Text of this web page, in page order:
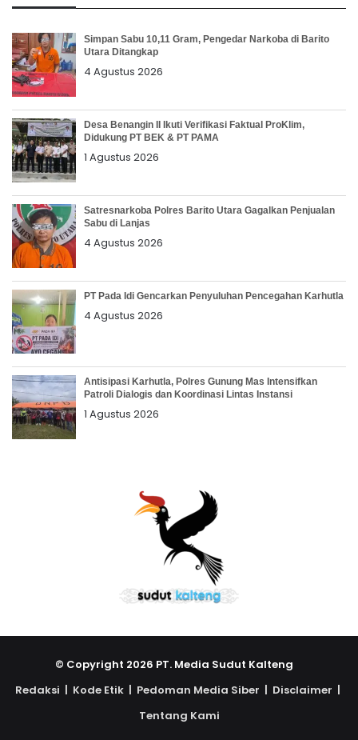
Simpan Sabu 10,11 Gram, Pengedar Narkoba di Barito
Utara Ditangkap
4 Agustus 2026
Desa Benangin II Ikuti Verifikasi Faktual ProKlim,
Didukung PT BEK & PT PAMA
1 Agustus 2026
Satresnarkoba Polres Barito Utara Gagalkan Penjualan
Sabu di Lanjas
4 Agustus 2026
PT Pada Idi Gencarkan Penyuluhan Pencegahan Karhutla
4 Agustus 2026
Antisipasi Karhutla, Polres Gunung Mas Intensifkan
Patroli Dialogis dan Koordinasi Lintas Instansi
1 Agustus 2026
© Copyright 2026 PT. Media Sudut Kalteng
Redaksi | Kode Etik | Pedoman Media Siber | Disclaimer |
Tentang Kami